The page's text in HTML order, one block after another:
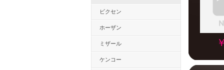
ビクセン
ホーザン
ミザール
ケンコー